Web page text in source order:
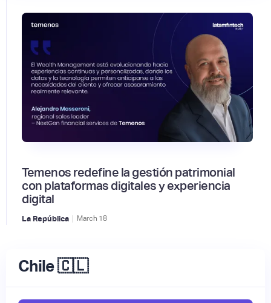
Temenos redefine la gestión patrimonial
con plataformas digitales y experiencia
digital
La República | March 18
Chile 🇨🇱